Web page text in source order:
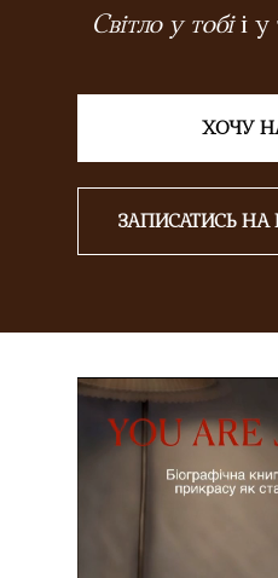
Світло у тобіі у
ХОЧУ
ЗАПИСАТИСЬ НА